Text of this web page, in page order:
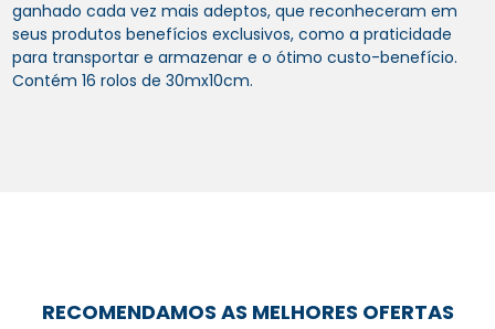
ganhado cada vez mais adeptos, que reconheceram em
seus produtos benefícios exclusivos, como a praticidade
para transportar e armazenar e o ótimo custo-benefício.
Contém 16 rolos de 30mx10cm.
RECOMENDAMOS AS MELHORES OFERTAS